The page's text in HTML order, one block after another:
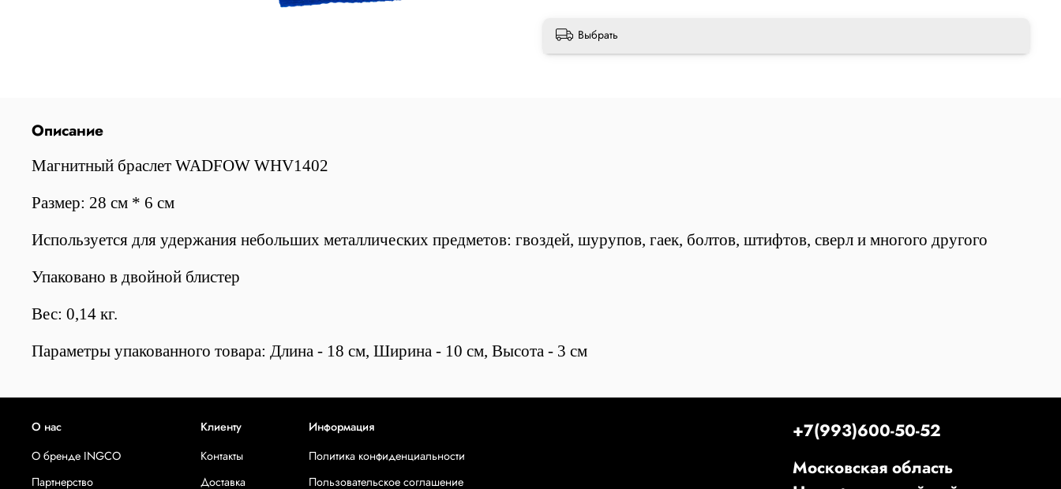
Выбрать
Описание
Магнитный браслет WADFOW WHV1402
Размер: 28 см * 6 см
Используется для удержания небольших металлических предметов: гвоздей, шурупов, гаек, болтов, штифтов, сверл и многого другого
Упаковано в двойной блистер
Вес: 0,14 кг.
Параметры упакованного товара: Длина - 18 см, Ширина - 10 см, Высота - 3 см
О нас
О бренде INGCO
Партнерство
Клиенту
Контакты
Доставка
Информация
Политика конфиденциальности
Пользовательское соглашение
+7(993)600-50-52
Московская область